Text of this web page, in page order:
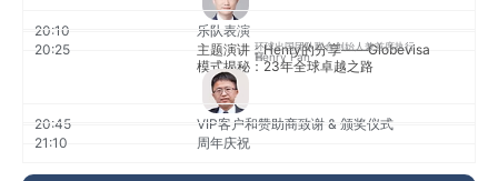
20:10
乐队表演
20:25
主题演讲：Henry的分享——Globevisa
模式揭秘：23年全球卓越之路
Henry Fan
环球出国团队联合创始人兼首席执行
官
20:45
VIP客户和赞助商致谢 & 颁奖仪式
21:10
周年庆祝